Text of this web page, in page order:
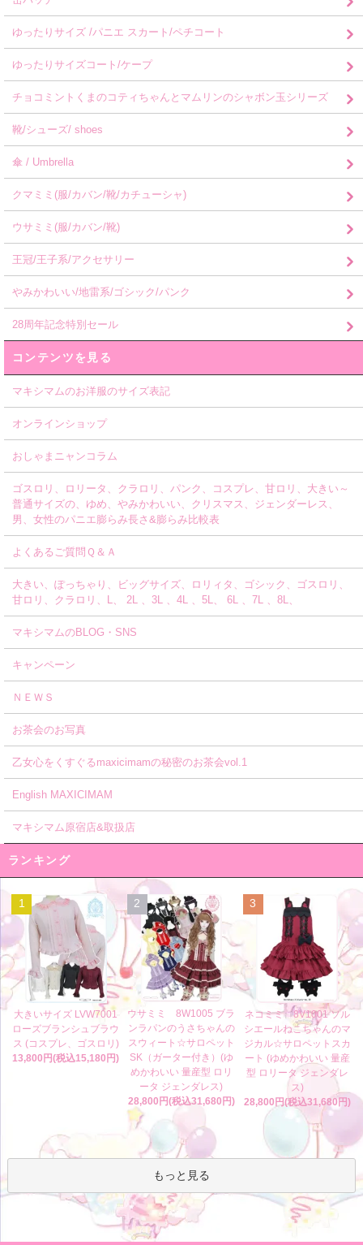
ゆったりサイズ /パニエ スカート/ペチコート
ゆったりサイズコート/ケープ
チョコミントくまのコティちゃんとマムリンのシャボン玉シリーズ
靴/シューズ/ shoes
傘 / Umbrella
クマミミ(服/カバン/靴/カチューシャ)
ウサミミ(服/カバン/靴)
王冠/王子系/アクセサリー
やみかわいい/地雷系/ゴシック/パンク
28周年記念特別セール
コンテンツを見る
マキシマムのお洋服のサイズ表記
オンラインショップ
おしゃまニャンコラム
ゴスロリ、ロリータ、クラロリ、パンク、コスプレ、甘ロリ、大きい～
普通サイズの、ゆめ、やみかわいい、クリスマス、ジェンダーレス、
男、女性のパニエ膨らみ長さ&膨らみ比較表
よくあるご質問Ｑ＆Ａ
大きい、ぽっちゃり、ビッグサイズ、ロリィタ、ゴシック、ゴスロリ、
甘ロリ、クラロリ、L、 2L 、3L 、4L 、5L、 6L 、7L 、8L、
マキシマムのBLOG・SNS
キャンペーン
ＮＥＷＳ
お茶会のお写真
乙女心をくすぐるmaxicimamの秘密のお茶会vol.1
English MAXICIMAM
マキシマム原宿店&取扱店
ランキング
1
大きいサイズ LVW7001
ローズブランシュブラウ
ス (コスプレ、ゴスロリ)
13,800円(税込15,180円)
2
ウサミミ 8W1005 ブラ
ンラパンのうさちゃんの
スウィート☆サロペット
SK（ガーター付き）(ゆ
めかわいい 量産型 ロリ
ータ ジェンダレス)
28,800円(税込31,680円)
3
ネコミミ 8V1001 ソル
シエールねこちゃんのマ
ジカル☆サロペットスカ
ート (ゆめかわいい 量産
型 ロリータ ジェンダレ
ス)
28,800円(税込31,680円)
もっと見る